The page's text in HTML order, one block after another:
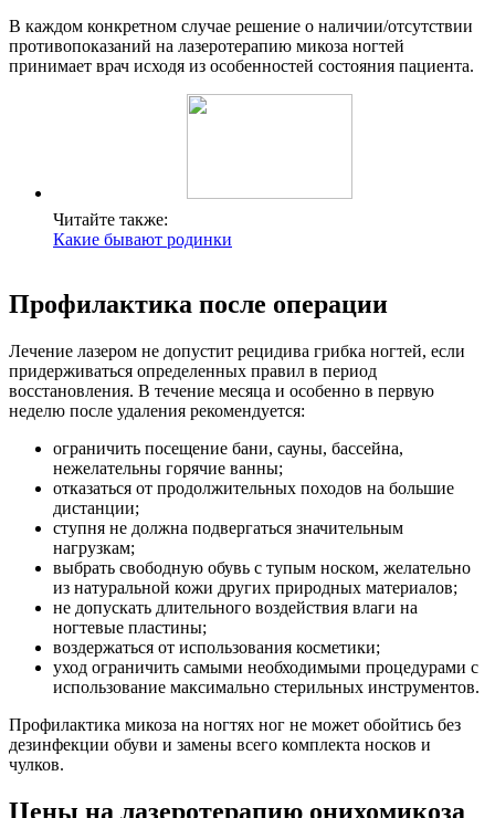
В каждом конкретном случае решение о наличии/отсутствии
противопоказаний на лазеротерапию микоза ногтей
принимает врач исходя из особенностей состояния пациента.
Читайте также:
Какие бывают родинки
Профилактика после операции
Лечение лазером не допустит рецидива грибка ногтей, если
придерживаться определенных правил в период
восстановления. В течение месяца и особенно в первую
неделю после удаления рекомендуется:
ограничить посещение бани, сауны, бассейна,
нежелательны горячие ванны;
отказаться от продолжительных походов на большие
дистанции;
ступня не должна подвергаться значительным
нагрузкам;
выбрать свободную обувь с тупым носком, желательно
из натуральной кожи других природных материалов;
не допускать длительного воздействия влаги на
ногтевые пластины;
воздержаться от использования косметики;
уход ограничить самыми необходимыми процедурами с
использование максимально стерильных инструментов.
Профилактика микоза на ногтях ног не может обойтись без
дезинфекции обуви и замены всего комплекта носков и
чулков.
Цены на лазеротерапию онихомикоза